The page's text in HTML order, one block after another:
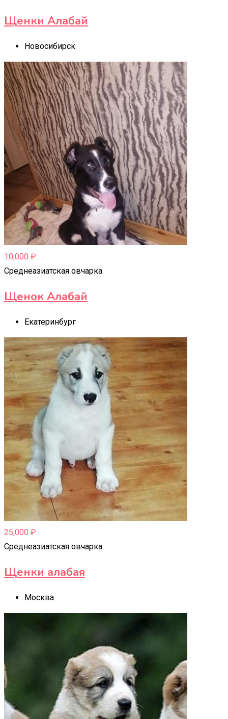
Щенки Алабай
Новосибирск
10,000 ₽
Среднеазиатская овчарка
Щенок Алабай
Екатеринбург
25,000 ₽
Среднеазиатская овчарка
Щенки алабая
Москва